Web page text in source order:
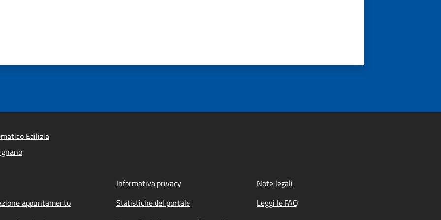
Edilizia
Informativa privacy
Note legali
appuntamento Statistiche del portale
Leggi le FAQ